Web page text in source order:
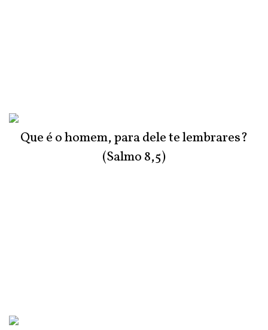
Que é o homem, para dele te lembrares?
(Salmo 8,5)